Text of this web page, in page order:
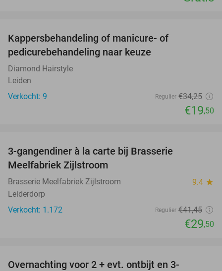
Kappersbehandeling of manicure- of
pedicurebehandeling naar keuze
Diamond Hairstyle
Leiden
Verkocht: 9
Regulier €34,25
€19,50
3-gangendiner à la carte bij Brasserie
Meelfabriek Zijlstroom
Brasserie Meelfabriek Zijlstroom 9.4 star
Leiderdorp
Verkocht: 1.172
Regulier €41,45
€29,50
Overnachting voor 2 + evt. ontbijt en 3-